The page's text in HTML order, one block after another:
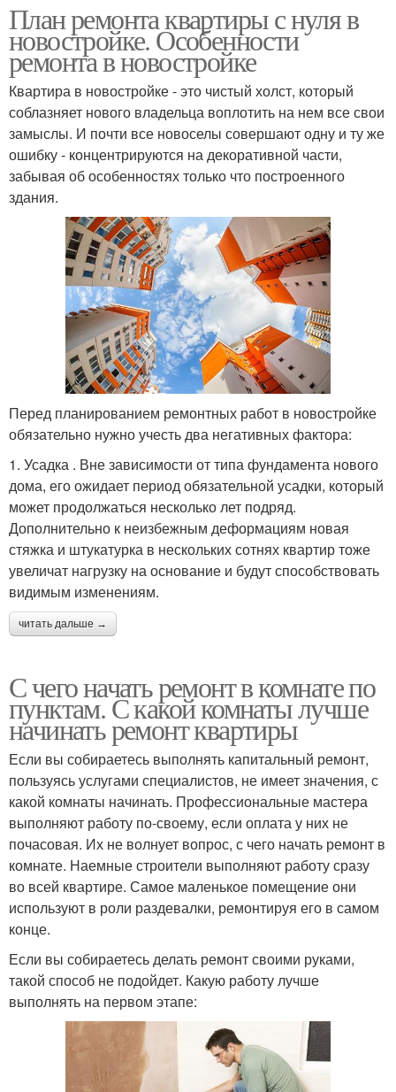
План ремонта квартиры с нуля в
новостройке. Особенности
ремонта в новостройке
Квартира в новостройке - это чистый холст, который
соблазняет нового владельца воплотить на нем все свои
замыслы. И почти все новоселы совершают одну и ту же
ошибку - концентрируются на декоративной части,
забывая об особенностях только что построенного
здания.
Перед планированием ремонтных работ в новостройке
обязательно нужно учесть два негативных фактора:
1. Усадка . Вне зависимости от типа фундамента нового
дома, его ожидает период обязательной усадки, который
может продолжаться несколько лет подряд.
Дополнительно к неизбежным деформациям новая
стяжка и штукатурка в нескольких сотнях квартир тоже
увеличат нагрузку на основание и будут способствовать
видимым изменениям.
читать дальше →
С чего начать ремонт в комнате по
пунктам. С какой комнаты лучше
начинать ремонт квартиры
Если вы собираетесь выполнять капитальный ремонт,
пользуясь услугами специалистов, не имеет значения, с
какой комнаты начинать. Профессиональные мастера
выполняют работу по-своему, если оплата у них не
почасовая. Их не волнует вопрос, с чего начать ремонт в
комнате. Наемные строители выполняют работу сразу
во всей квартире. Самое маленькое помещение они
используют в роли раздевалки, ремонтируя его в самом
конце.
Если вы собираетесь делать ремонт своими руками,
такой способ не подойдет. Какую работу лучше
выполнять на первом этапе: